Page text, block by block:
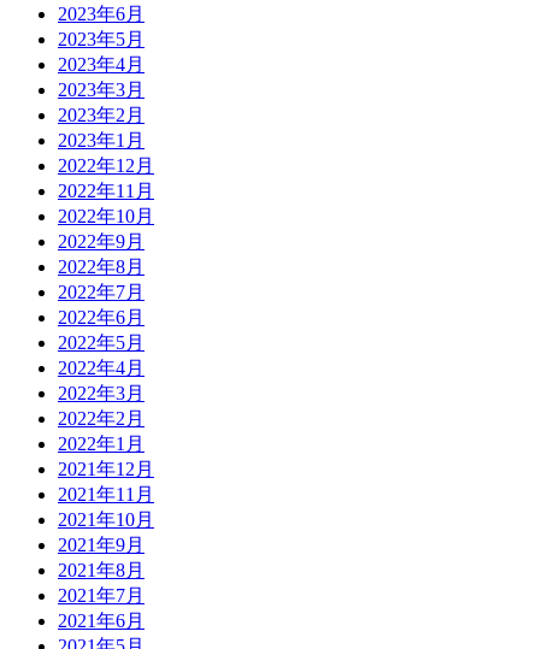
2023年6月
2023年5月
2023年4月
2023年3月
2023年2月
2023年1月
2022年12月
2022年11月
2022年10月
2022年9月
2022年8月
2022年7月
2022年6月
2022年5月
2022年4月
2022年3月
2022年2月
2022年1月
2021年12月
2021年11月
2021年10月
2021年9月
2021年8月
2021年7月
2021年6月